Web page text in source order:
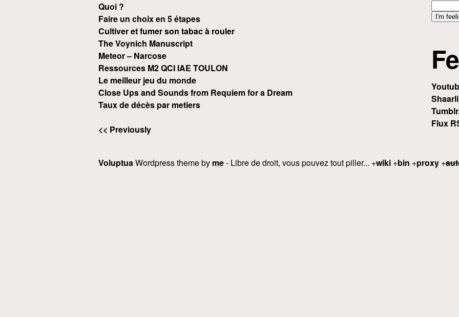
Shaarli
Flux
Quoi ?
Faire un choix en 5 étapes
Cultiver et fumer son tabac à rouler
The Voynich Manuscript
Meteor – Narcose
Ressources M2 QCI IAE TOULON
Le meilleur jeu du monde
Close Ups and Sounds from Requiem for a Dream
Taux de décès par metiers
<< Previously
VoluptuaWordpress theme by me- Libre de droit, vous pouvez tout piller... +wiki +bin +proxy +